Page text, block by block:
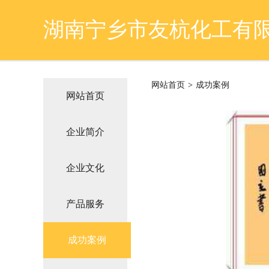
湖南宁乡市友杭化工有
网站首页
企业简介
企业文化
产品服务
成功案例
网站首页 > 成功案例